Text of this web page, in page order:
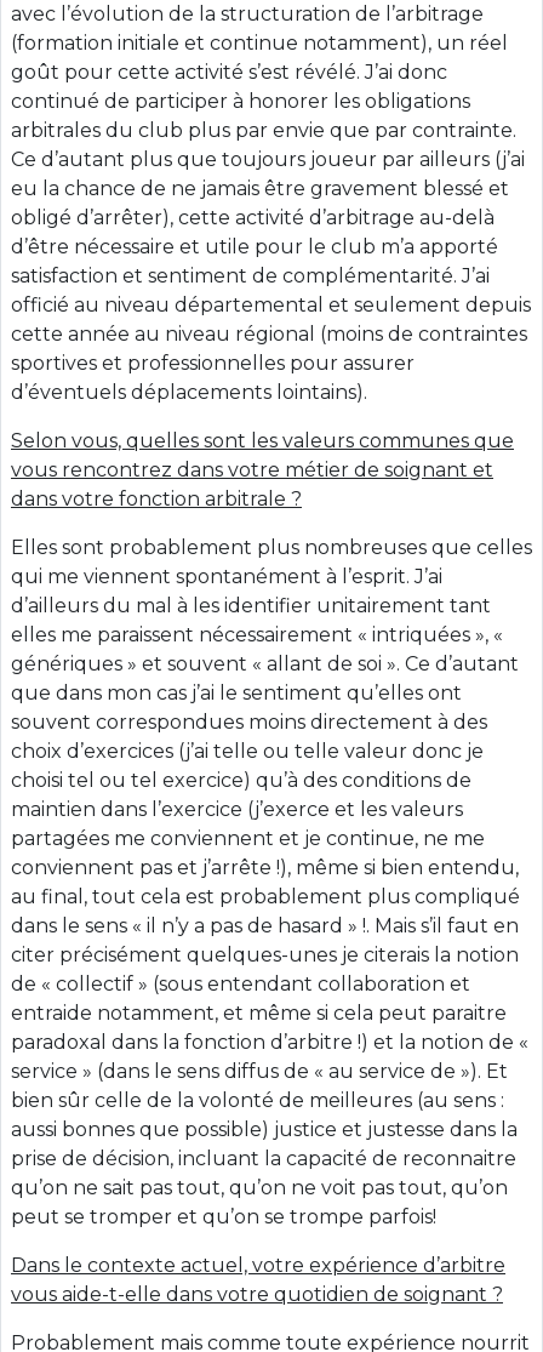
avec l’évolution de la structuration de l’arbitrage
(formation initiale et continue notamment), un réel
goût pour cette activité s’est révélé. J’ai donc
continué de participer à honorer les obligations
arbitrales du club plus par envie que par contrainte.
Ce d’autant plus que toujours joueur par ailleurs (j’ai
eu la chance de ne jamais être gravement blessé et
obligé d’arrêter), cette activité d’arbitrage au-delà
d’être nécessaire et utile pour le club m’a apporté
satisfaction et sentiment de complémentarité. J’ai
officié au niveau départemental et seulement depuis
cette année au niveau régional (moins de contraintes
sportives et professionnelles pour assurer
d’éventuels déplacements lointains).
Selon vous, quelles sont les valeurs communes que
vous rencontrez dans votre métier de soignant et
dans votre fonction arbitrale ?
Elles sont probablement plus nombreuses que celles
qui me viennent spontanément à l’esprit. J’ai
d’ailleurs du mal à les identifier unitairement tant
elles me paraissent nécessairement « intriquées », «
génériques » et souvent « allant de soi ». Ce d’autant
que dans mon cas j’ai le sentiment qu’elles ont
souvent correspondues moins directement à des
choix d’exercices (j’ai telle ou telle valeur donc je
choisi tel ou tel exercice) qu’à des conditions de
maintien dans l’exercice (j’exerce et les valeurs
partagées me conviennent et je continue, ne me
conviennent pas et j’arrête !), même si bien entendu,
au final, tout cela est probablement plus compliqué
dans le sens « il n’y a pas de hasard » !. Mais s’il faut en
citer précisément quelques-unes je citerais la notion
de « collectif » (sous entendant collaboration et
entraide notamment, et même si cela peut paraitre
paradoxal dans la fonction d’arbitre !) et la notion de «
service » (dans le sens diffus de « au service de »). Et
bien sûr celle de la volonté de meilleures (au sens :
aussi bonnes que possible) justice et justesse dans la
prise de décision, incluant la capacité de reconnaitre
qu’on ne sait pas tout, qu’on ne voit pas tout, qu’on
peut se tromper et qu’on se trompe parfois!
Dans le contexte actuel, votre expérience d’arbitre
vous aide-t-elle dans votre quotidien de soignant ?
Probablement mais comme toute expérience nourrit